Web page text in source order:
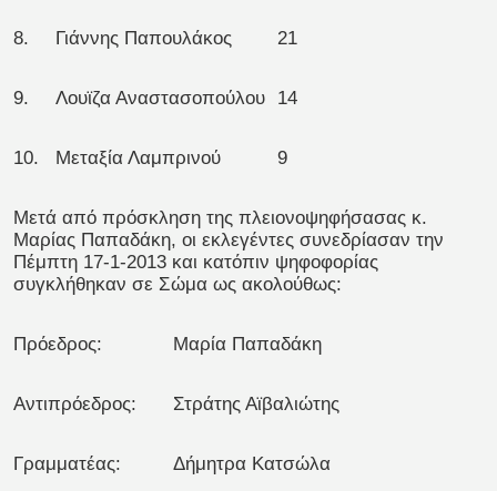
8. Γιάννης Παπουλάκος 21
9. Λουϊζα Αναστασοπούλου 14
10. Μεταξία Λαμπρινού 9
Μετά από πρόσκληση της πλειονοψηφήσασας κ.
Μαρίας Παπαδάκη, οι εκλεγέντες συνεδρίασαν την
Πέμπτη 17-1-2013 και κατόπιν ψηφοφορίας
συγκλήθηκαν σε Σώμα ως ακολούθως:
Πρόεδρος: Μαρία Παπαδάκη
Αντιπρόεδρος: Στράτης Αϊβαλιώτης
Γραμματέας: Δήμητρα Κατσώλα